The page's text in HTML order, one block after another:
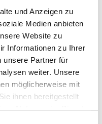
und Anzeigen zu
Medien anbieten
Website zu
Informationen zu Ihrer
unsere Partner für
weiter. Unsere
möglicherweise mit
ihnen bereitgestellt
& Briefmarken